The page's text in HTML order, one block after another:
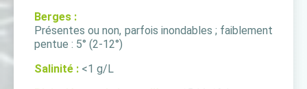
Berges :
Présentes ou non, parfois inondables ; faiblement
pentue : 5° (2-12°)
Salinité : <1 g/L